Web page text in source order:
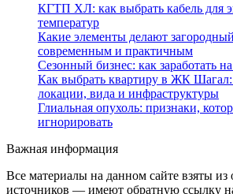
КГТП ХЛ: как выбрать кабель для
температур
Какие элементы делают
современным и практичным
Сезонный бизнес: как заработать
Как выбрать квартиру в ЖК
локации, вида и инфраструктуры
Глиальная опухоль: признаки,
игнорировать
Важная информация
Все материалы на данном сайте взяты
источников — имеют обратную ссылку